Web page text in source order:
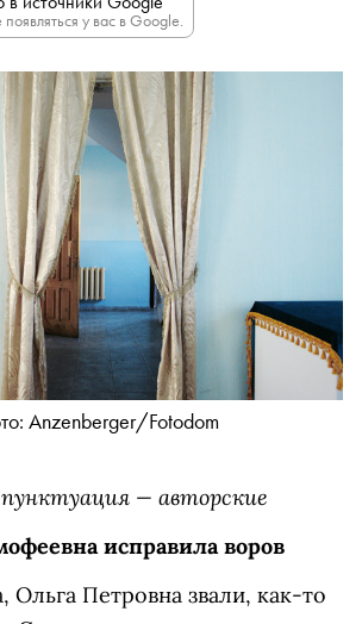
у вас в Google.
Anzenberger/Fotodom
— авторские
исправила воров
Петровна звали, как-то